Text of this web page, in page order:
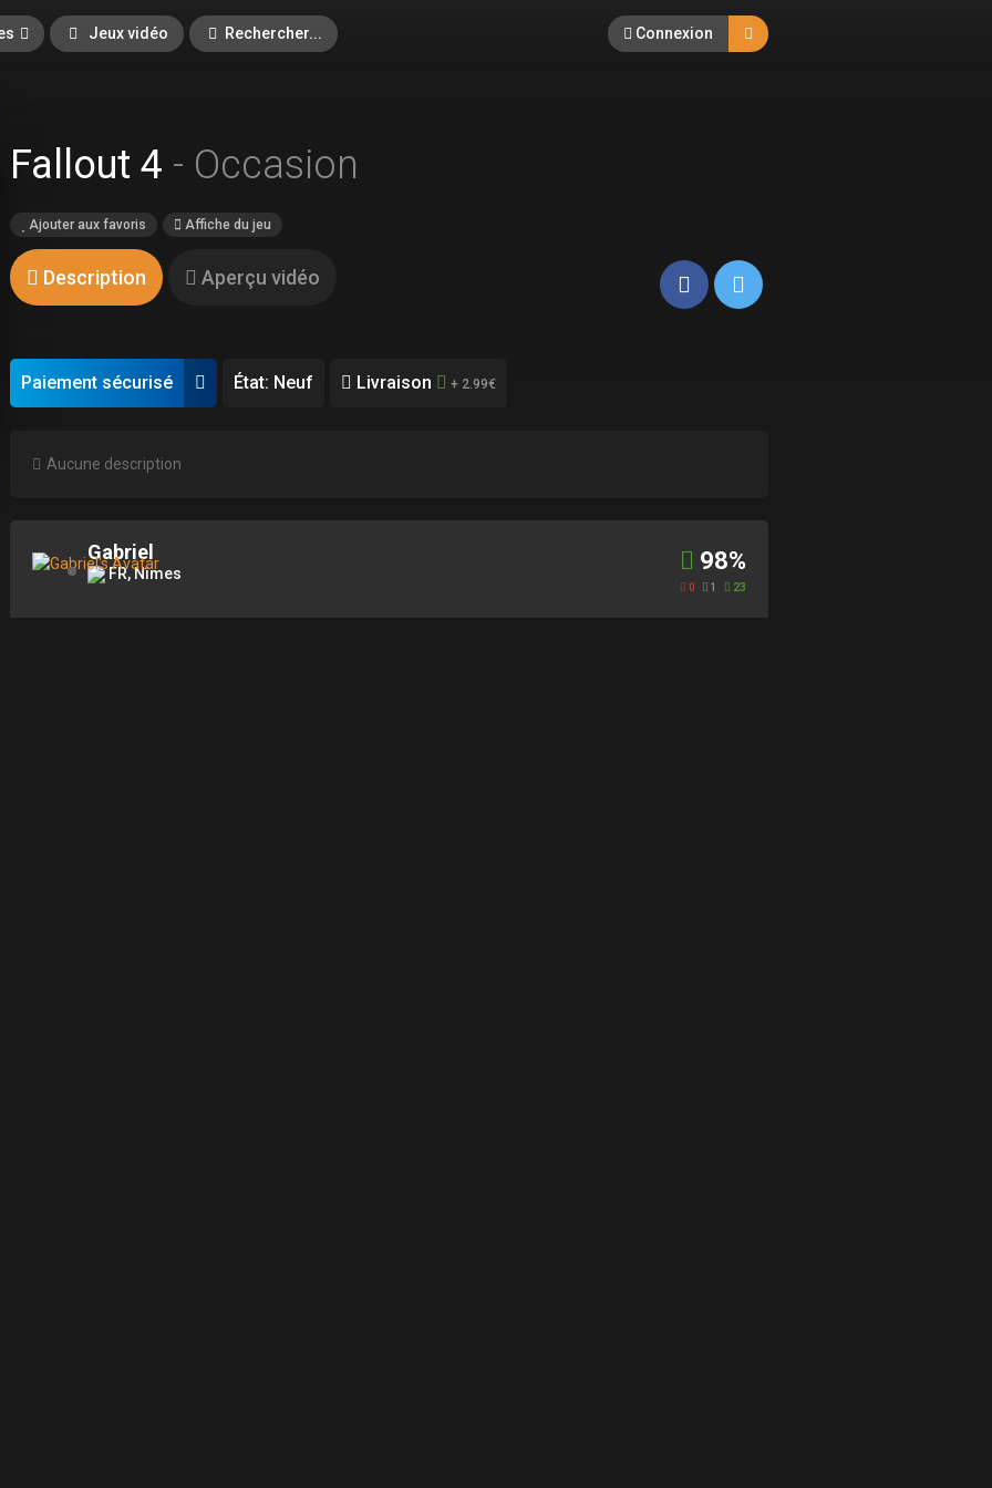
Jeux vidéo Rechercher... Connexion
Fallout 4 - Occasion
Ajouter aux favoris Affiche du jeu
Description Aperçu vidéo
Paiement sécurisé État: Neuf Livraison + 2.99€
Aucune description
Gabriel
FR, Nîmes 98%
0 1 23